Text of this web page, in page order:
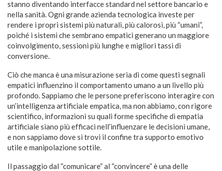
stanno diventando interfacce standard nel settore bancario e
nella sanità. Ogni grande azienda tecnologica investe per
rendere i propri sistemi più naturali, più calorosi, più “umani”,
poiché i sistemi che sembrano empatici generano un maggiore
coinvolgimento, sessioni più lunghe e migliori tassi di
conversione.
Ciò che manca è una misurazione seria di come questi segnali
empatici influenzino il comportamento umano a un livello più
profondo. Sappiamo che le persone preferiscono interagire con
un’intelligenza artificiale empatica, ma non abbiamo, con rigore
scientifico, informazioni su quali forme specifiche di empatia
artificiale siano più efficaci nell’influenzare le decisioni umane,
e non sappiamo dove si trovi il confine tra supporto emotivo
utile e manipolazione sottile.
Il passaggio dal “comunicare” al “convincere” è una delle